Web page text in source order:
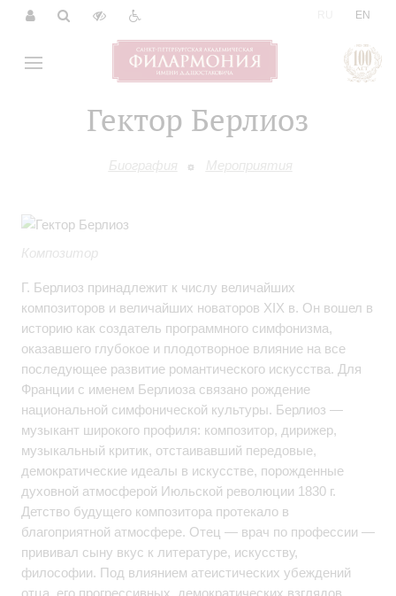
EN
Гектор Берлиоз
Биография Мероприятия
Композитор
Г. Берлиоз принадлежит к числу величайших
композиторов и величайших новаторов XIX в. Он вошел в
историю как создатель программного симфонизма,
оказавшего глубокое и плодотворное влияние на все
последующее развитие романтического искусства. Для
Франции с именем Берлиоза связано рождение
национальной симфонической культуры. Берлиоз —
музыкант широкого профиля: композитор, дирижер,
музыкальный критик, отстаивавший передовые,
демократические идеалы в искусстве, порожденные
духовной атмосферой Июльской революции 1830 г.
Детство будущего композитора протекало в
благоприятной атмосфере. Отец — врач по профессии —
прививал сыну вкус к литературе, искусству,
философии. Под влиянием атеистических убеждений